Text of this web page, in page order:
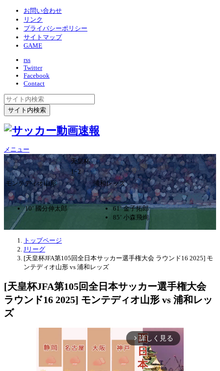
お問い合わせ
リンク
プライバシーポリシー
サイトマップ
GAME
rss
Twitter
Facebook
Contact
メニュー
天皇杯
1ｰ2
モンテディオ山形
浦和レッズ
10’ 國分伸太郎
61’ 金子拓郎
85’ 小森飛絢
トップページ
Jリーグ
[天皇杯JFA第105回全日本サッカー選手権大会 ラウンド16 2025] モ
ンテディオ山形 vs 浦和レッズ
[天皇杯JFA第105回全日本サッカー選手権大会
ラウンド16 2025] モンテディオ山形 vs 浦和レッ
ズ
arrow_forward_ios 詳しく見る